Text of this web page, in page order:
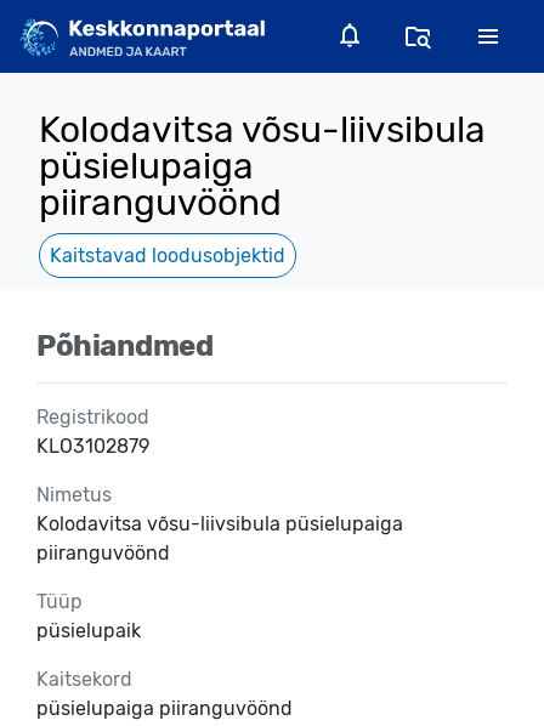
Kolodavitsa võsu-liivsibula
püsielupaiga
piiranguvöönd
Kaitstavad loodusobjektid
Põhiandmed
Registrikood
KLO3102879
Nimetus
Kolodavitsa võsu-liivsibula püsielupaiga
piiranguvöönd
Tüüp
püsielupaik
Kaitsekord
püsielupaiga piiranguvöönd